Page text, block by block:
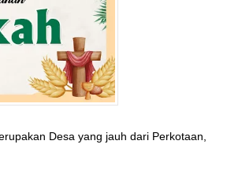
Desa yang jauh dari Perkotaan,